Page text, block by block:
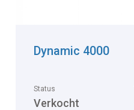
Dynamic 4000
Status
Verkocht